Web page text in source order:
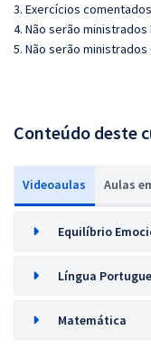
3. Exercícios
4. Não serão ministrados
5. Não serão ministrados
Conteúdo deste
Videoaulas Aulas
Equilíbrio
Língua
Matemática